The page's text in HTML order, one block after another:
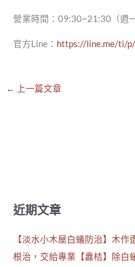
營業時間：09:30~21:30（週
官方Line： https://line.me/ti/
← 上一篇文章
近期文章
【淡水小木屋白蟻防治】木
根治，交給專業【纛桔】除白